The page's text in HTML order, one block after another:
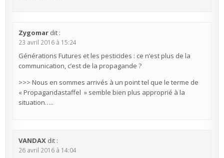
Zygomar dit :
23 avril 2016 à 15:24
Générations Futures et les pesticides : ce n’est plus de la
communication, c’est de la propagande ?
>>> Nous en sommes arrivés à un point tel que le terme de
« Propagandastaffel » semble bien plus approprié à la
situation…..
VANDAX dit :
26 avril 2016 à 14:04